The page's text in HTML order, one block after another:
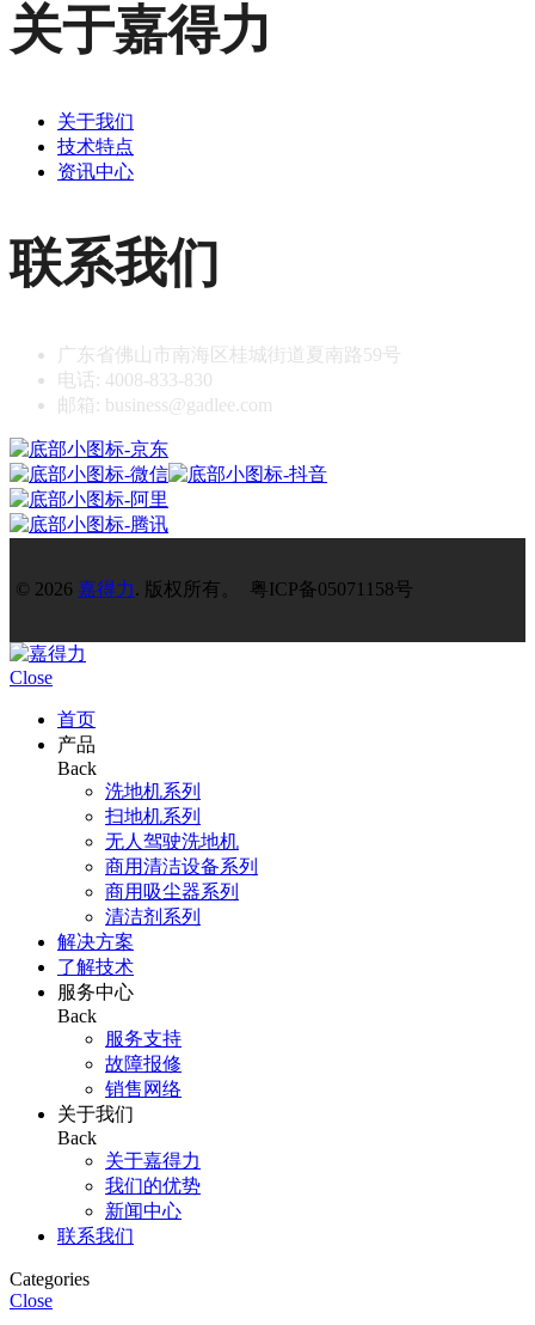
关于嘉得力
关于我们
技术特点
资讯中心
联系我们
广东省佛山市南海区桂城街道夏南路59号
电话: 4008-833-830
邮箱: business@gadlee.com
© 2026 嘉得力. 版权所有。 粤ICP备05071158号
Close
首页
产品
Back
洗地机系列
扫地机系列
无人驾驶洗地机
商用清洁设备系列
商用吸尘器系列
清洁剂系列
解决方案
了解技术
服务中心
Back
服务支持
故障报修
销售网络
关于我们
Back
关于嘉得力
我们的优势
新闻中心
联系我们
Categories
Close